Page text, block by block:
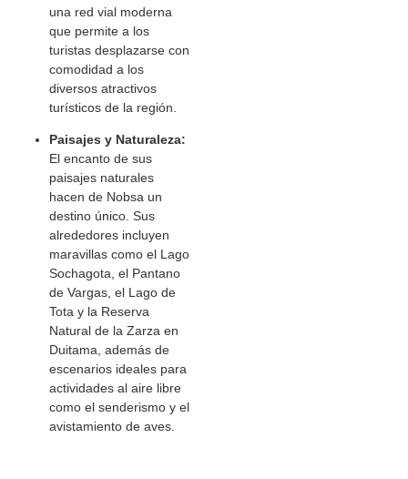
una red vial moderna
que permite a los
turistas desplazarse con
comodidad a los
diversos atractivos
turísticos de la región.
Paisajes y Naturaleza:
El encanto de sus
paisajes naturales
hacen de Nobsa un
destino único. Sus
alrededores incluyen
maravillas como el Lago
Sochagota, el Pantano
de Vargas, el Lago de
Tota y la Reserva
Natural de la Zarza en
Duitama, además de
escenarios ideales para
actividades al aire libre
como el senderismo y el
avistamiento de aves.